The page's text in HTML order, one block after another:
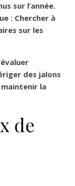
sur l’année.
: Chercher à
sur les
des jalons
la
de